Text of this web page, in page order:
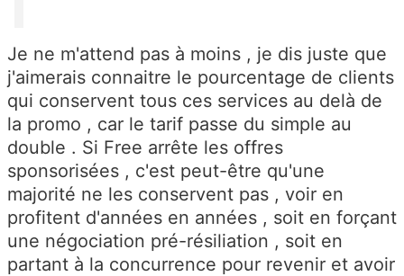
Je ne m'attend pas à moins , je dis juste que
j'aimerais connaitre le pourcentage de clients
qui conservent tous ces services au delà de
la promo , car le tarif passe du simple au
double . Si Free arrête les offres
sponsorisées , c'est peut-être qu'une
majorité ne les conservent pas , voir en
profitent d'années en années , soit en forçant
une négociation pré-résiliation , soit en
partant à la concurrence pour revenir et avoir